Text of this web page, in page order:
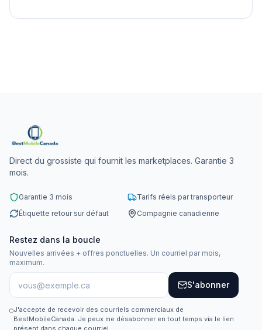
Direct du grossiste qui fournit les marketplaces. Garantie 3
mois.
Garantie 3 mois
Tarifs réels par transporteur
Étiquette retour sur défaut
Compagnie canadienne
Restez dans la boucle
Nouvelles arrivées + offres ponctuelles. Un courriel par mois,
maximum.
S'abonner
J'accepte de recevoir des courriels commerciaux de
BestMobileCanada. Je peux me désabonner en tout temps via le lien
présent dans chaque courriel.